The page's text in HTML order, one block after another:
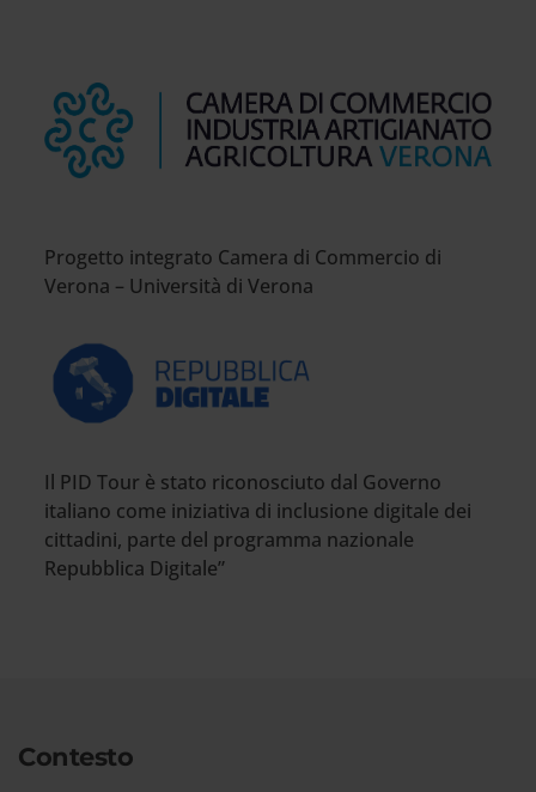
Progetto integrato Camera di Commercio di
Verona – Università di Verona
Il PID Tour è stato riconosciuto dal Governo
italiano come iniziativa di inclusione digitale dei
cittadini, parte del programma nazionale
Repubblica Digitale”
Introduzione
Contesto